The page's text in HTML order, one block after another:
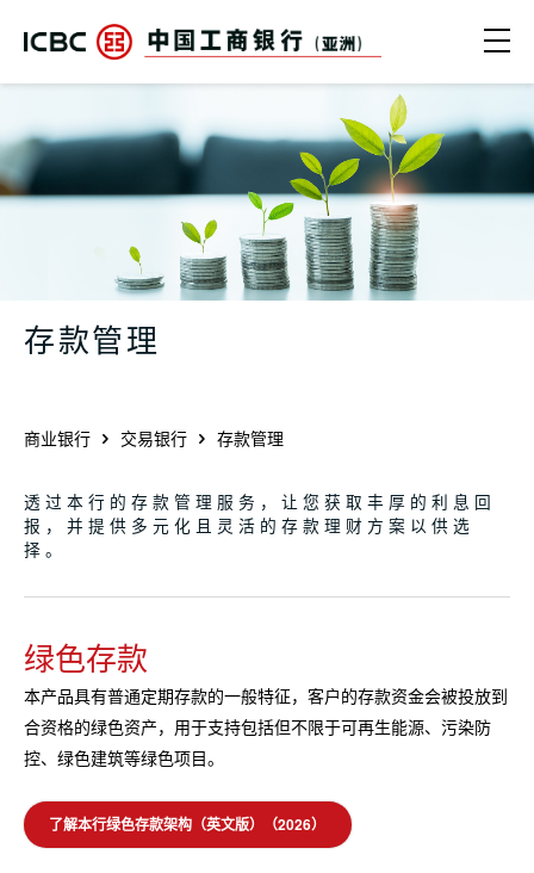
中国工商银行（亚洲） | 存款管理
存款管理
商业银行 交易银行 存款管理
透过本行的存款管理服务，让您获取丰厚的利息回
报，并提供多元化且灵活的存款理财方案以供选
择。
绿色存款
本产品具有普通定期存款的一般特征，客户的存款资金会被投放到
合资格的绿色资产，用于支持包括但不限于可再生能源、污染防
控、绿色建筑等绿色项目。
了解本行绿色存款架构（英文版）（2026）